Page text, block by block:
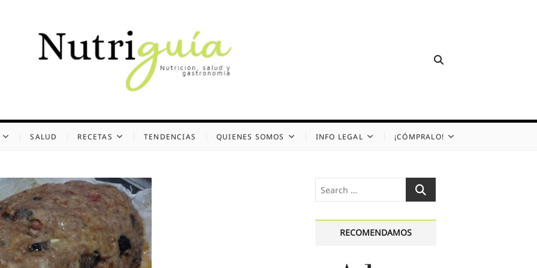
SALUD RECETAS TENDENCIAS QUIENES SOMOS INFO LEGAL ¡CÓMPRALO!
Search
…
RECOMENDAMOS